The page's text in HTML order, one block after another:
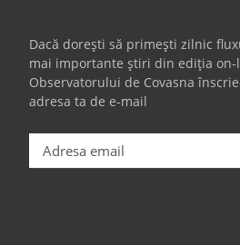
Dacă dorești să primești zilnic
mai importante știri din ediția on-
Observatorului de Covasna
adresa ta de e-mail